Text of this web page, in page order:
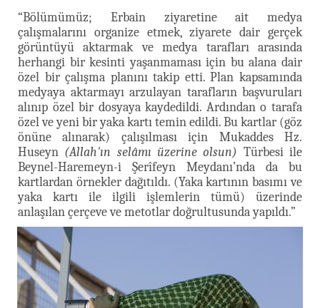
“Bölümümüz; Erbain ziyaretine ait medya
çalışmalarını organize etmek, ziyarete dair gerçek
görüntüyü aktarmak ve medya tarafları arasında
herhangi bir kesinti yaşanmaması için bu alana dair
özel bir çalışma planını takip etti. Plan kapsamında
medyaya aktarmayı arzulayan tarafların başvuruları
alınıp özel bir dosyaya kaydedildi. Ardından o tarafa
özel ve yeni bir yaka kartı temin edildi. Bu kartlar (göz
önüne alınarak) çalışılması için Mukaddes Hz.
Huseyn (Allah'ın selâmı üzerine olsun) Türbesi ile
Beynel-Haremeyn-i Şerîfeyn Meydanı’nda da bu
kartlardan örnekler dağıtıldı. (Yaka kartının basımı ve
yaka kartı ile ilgili işlemlerin tümü) üzerinde
anlaşılan çerçeve ve metotlar doğrultusunda yapıldı.”